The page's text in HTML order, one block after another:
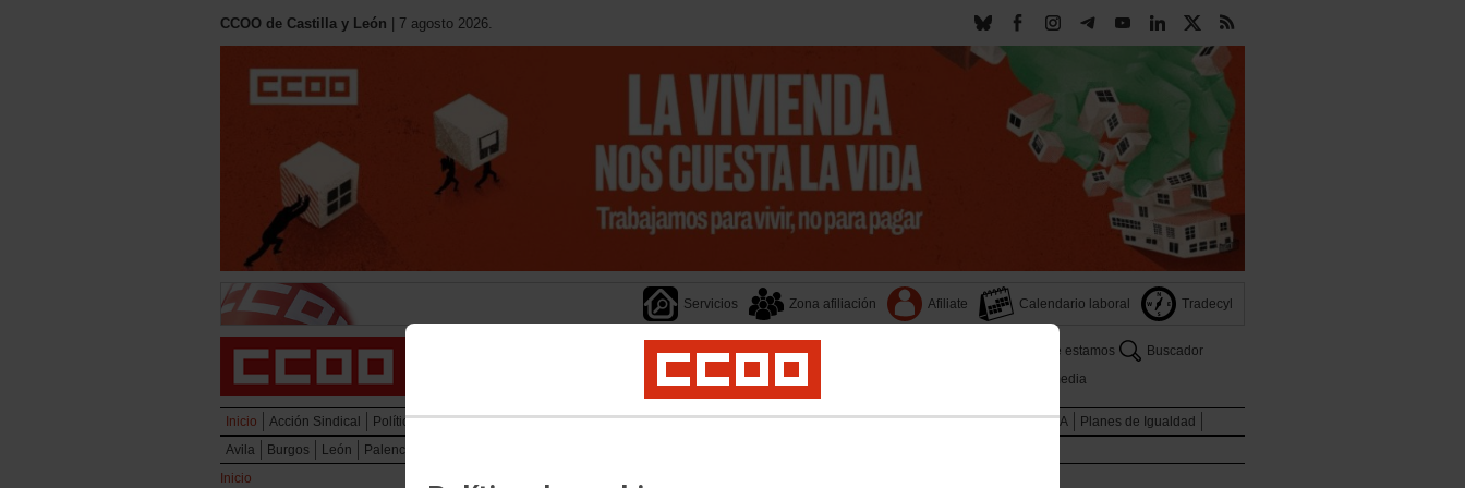
CCOO de Castilla y León | 7 agosto 2026.
Servicios Zona afiliación Afiliate Calendario laboral Tradecyl
Transparencia Dónde estamos
Buscador
Documentos
Multimedia
Inicio Acción Sindical Política Social Mujeres Salud Laboral Medio Ambiente Jóvenes Empleo Formación Migraciones LGTBIQA
Planes de Igualdad
Avila
Burgos León Palencia
Inicio